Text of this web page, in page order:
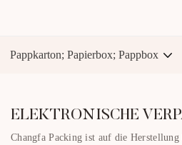
Pappkarton; Papierbox; Pappbox
ELEKTRONISCHE
Changfa Packing ist auf die